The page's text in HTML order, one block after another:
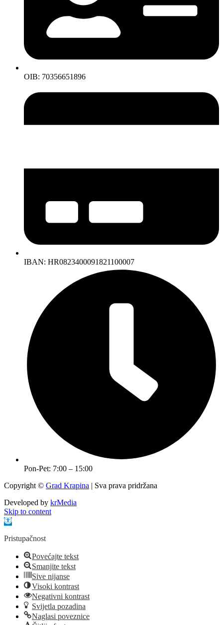
OIB: 70356651896
IBAN: HR0823400091821100007
Pon-Pet: 7:00 – 15:00
Copyright © Grad Krapina | Sva prava pridržana
Developed by krMedia
Skip to content
Open toolbar
Pristupačnost
Povećajte tekst
Smanjite tekst
Sive nijanse
Visoki kontrast
Negativni kontrast
Svijetla pozadina
Naglasi poveznice